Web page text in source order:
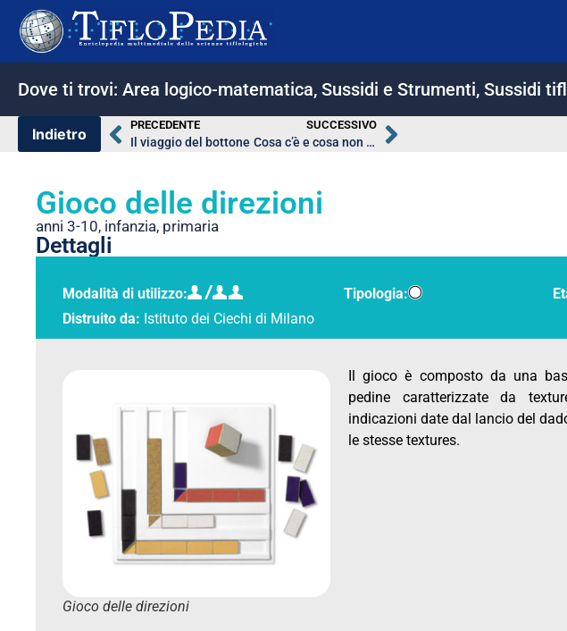
Dove ti trovi: Area logico-matematica, Sussidi e Strumenti, Sussidi
PRECEDENTE
Il viaggio del bottone
SUCCESSIVO
Cosa c’è e cosa non c’è
Gioco delle direzioni
anni 3-10, infanzia, primaria
Dettagli
Modalità di utilizzo: Tipologia:
Distruito da: Istituto dei Ciechi di Milano
Gioco delle direzioni
Il gioco è composto da una
pedine caratterizzate da
indicazioni date dal lancio del
le stesse textures.